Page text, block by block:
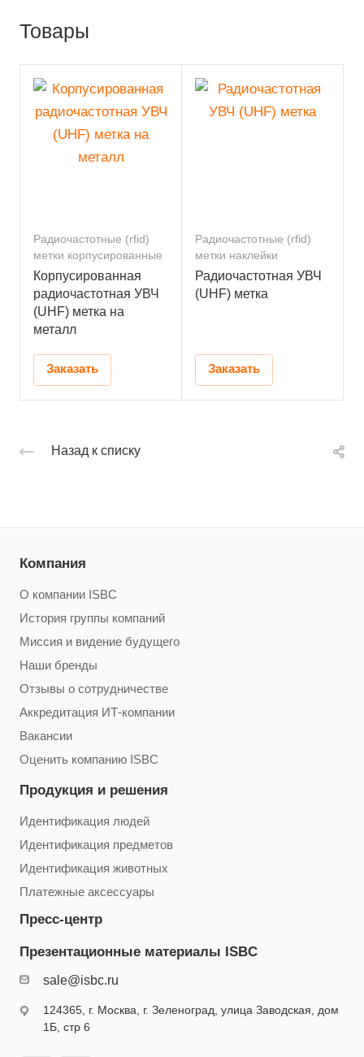
Товары
Радиочастотные (rfid)
метки корпусированные
Корпусированная
радиочастотная УВЧ
(UHF) метка на
металл
Заказать
Радиочастотные (rfid)
метки наклейки
Радиочастотная УВЧ
(UHF) метка
Заказать
Назад к списку
Компания
О компании ISBC
История группы компаний
Миссия и видение будущего
Наши бренды
Отзывы о сотрудничестве
Аккредитация ИТ-компании
Вакансии
Оценить компанию ISBC
Продукция и решения
Идентификация людей
Идентификация предметов
Идентификация животных
Платежные аксессуары
Пресс-центр
Презентационные материалы ISBC
sale@isbc.ru
124365, г. Москва, г. Зеленоград, улица Заводская, дом
1Б, стр 6